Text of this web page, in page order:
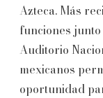
Azteca. Más
funciones
Auditorio
mexicanos
oportunidad